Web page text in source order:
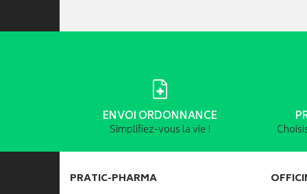
ENVOI ORDONNANCE
Simplifiez-vous la vie !
PRATIC-PHARMA